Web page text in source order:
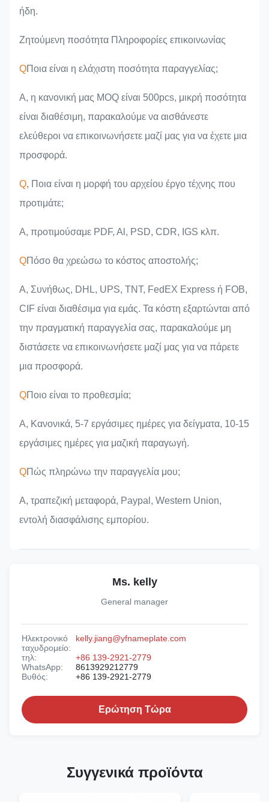
ήδη.
Ζητούμενη ποσότητα Πληροφορίες επικοινωνίας
QΠοια είναι η ελάχιστη ποσότητα παραγγελίας;
Α, η κανονική μας MOQ είναι 500pcs, μικρή ποσότητα
είναι διαθέσιμη, παρακαλούμε να αισθάνεστε
ελεύθεροι να επικοινωνήσετε μαζί μας για να έχετε μια
προσφορά.
Q, Ποια είναι η μορφή του αρχείου έργο τέχνης που
προτιμάτε;
Α, προτιμούσαμε PDF, Al, PSD, CDR, IGS κλπ.
QΠόσο θα χρεώσω το κόστος αποστολής;
A, Συνήθως, DHL, UPS, TNT, FedEX Express ή FOB,
CIF είναι διαθέσιμα για εμάς. Τα κόστη εξαρτώνται από
την πραγματική παραγγελία σας, παρακαλούμε μη
διστάσετε να επικοινωνήσετε μαζί μας για να πάρετε
μια προσφορά.
QΠοιο είναι το προθεσμία;
Α, Κανονικά, 5-7 εργάσιμες ημέρες για δείγματα, 10-15
εργάσιμες ημέρες για μαζική παραγωγή.
QΠώς πληρώνω την παραγγελία μου;
Α, τραπεζική μεταφορά, Paypal, Western Union,
εντολή διασφάλισης εμπορίου.
Ms. kelly
General manager
Ηλεκτρονικό
ταχυδρομείο:
kelly.jiang@yfnameplate.com
τηλ:
+86 139-2921-2779
WhatsApp:
8613929212779
Βυθός:
+86 139-2921-2779
Ερώτηση Τώρα
Συγγενικά προϊόντα